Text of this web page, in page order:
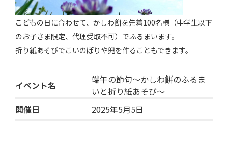
こどもの日に合わせて、かしわ餅を先着100名様（中学生以下
のお子さま限定、代理受取不可）でふるまいます。
折り紙あそびでこいのぼりや兜を作ることもできます。
イベント名
端午の節句～かしわ餅のふるま
いと折り紙あそび～
開催日
2025年5月5日